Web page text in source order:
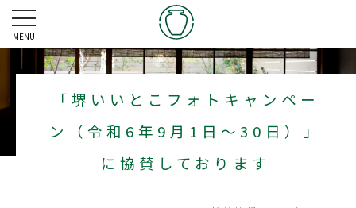
MENU
「堺いいとこフォトキャンペー
ン（令和6年9月1日～30日）」
に協賛しております